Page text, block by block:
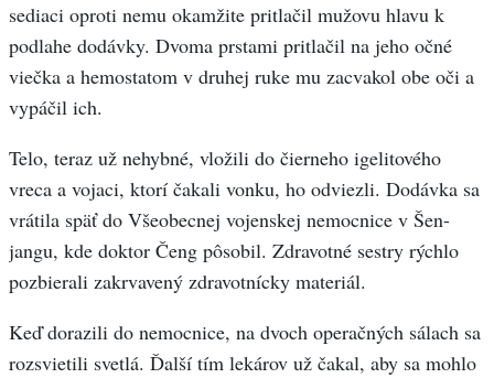
sediaci oproti nemu okamžite pritlačil mužovu hlavu k
podlahe dodávky. Dvoma prstami pritlačil na jeho očné
viečka a hemostatom v druhej ruke mu zacvakol obe oči a
vypáčil ich.
Telo, teraz už nehybné, vložili do čierneho igelitového
vreca a vojaci, ktorí čakali vonku, ho odviezli. Dodávka sa
vrátila späť do Všeobecnej vojenskej nemocnice v Šen-
jangu, kde doktor Čeng pôsobil. Zdravotné sestry rýchlo
pozbierali zakrvavený zdravotnícky materiál.
Keď dorazili do nemocnice, na dvoch operačných sálach sa
rozsvietili svetlá. Ďalší tím lekárov už čakal, aby sa mohlo